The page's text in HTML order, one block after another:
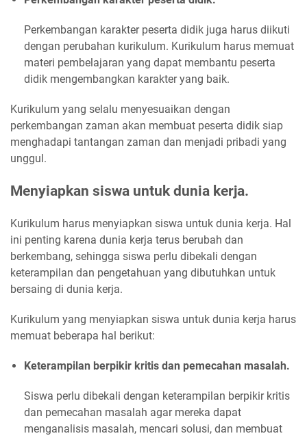
Perkembangan karakter peserta didik juga harus diikuti
dengan perubahan kurikulum. Kurikulum harus memuat
materi pembelajaran yang dapat membantu peserta
didik mengembangkan karakter yang baik.
Kurikulum yang selalu menyesuaikan dengan
perkembangan zaman akan membuat peserta didik siap
menghadapi tantangan zaman dan menjadi pribadi yang
unggul.
Menyiapkan siswa untuk dunia kerja.
Kurikulum harus menyiapkan siswa untuk dunia kerja. Hal
ini penting karena dunia kerja terus berubah dan
berkembang, sehingga siswa perlu dibekali dengan
keterampilan dan pengetahuan yang dibutuhkan untuk
bersaing di dunia kerja.
Kurikulum yang menyiapkan siswa untuk dunia kerja harus
memuat beberapa hal berikut:
Keterampilan berpikir kritis dan pemecahan masalah.
Siswa perlu dibekali dengan keterampilan berpikir kritis
dan pemecahan masalah agar mereka dapat
menganalisis masalah, mencari solusi, dan membuat